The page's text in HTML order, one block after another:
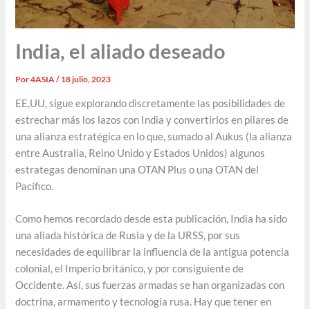
India, el aliado deseado
Por4ASIA/ 18 julio, 2023
EE,UU, sigue explorando discretamente las posibilidades de
estrechar más los lazos con India y convertirlos en pilares de
una alianza estratégica en lo que, sumado al Aukus (la alianza
entre Australia, Reino Unido y Estados Unidos) algunos
estrategas denominan una OTAN Plus o una OTAN del
Pacífico.
Como hemos recordado desde esta publicación, India ha sido
una aliada histórica de Rusia y de la URSS, por sus
necesidades de equilibrar la influencia de la antigua potencia
colonial, el Imperio británico, y por consiguiente de
Occidente. Así, sus fuerzas armadas se han organizadas con
doctrina, armamento y tecnología rusa. Hay que tener en